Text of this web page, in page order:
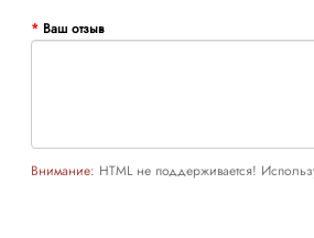
Ваш отзыв
Внимание: HTML не поддерживается!